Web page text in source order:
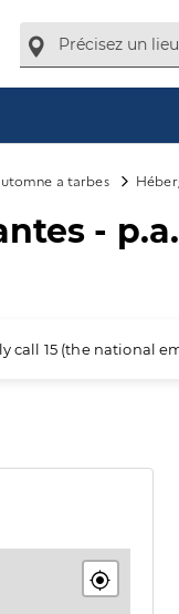
a tarbes
-
call 15 (the national